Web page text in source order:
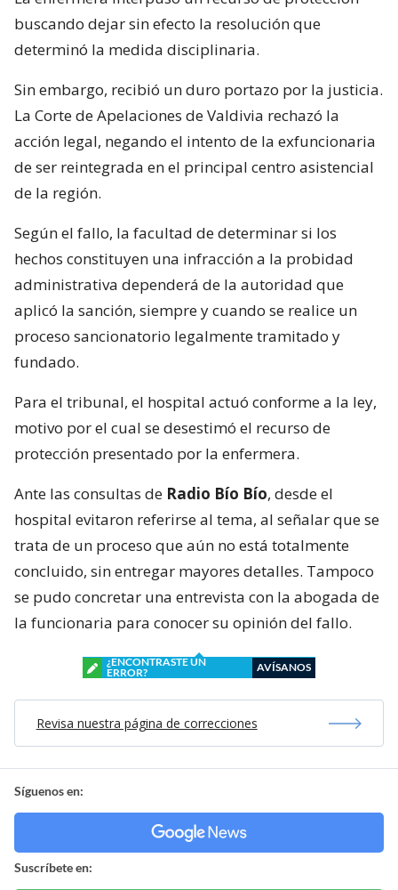
buscando dejar sin efecto la resolución que
determinó la medida disciplinaria.
Sin embargo, recibió un duro portazo por la justicia.
La Corte de Apelaciones de Valdivia rechazó la
acción legal, negando el intento de la exfuncionaria
de ser reintegrada en el principal centro asistencial
de la región.
Según el fallo, la facultad de determinar si los
hechos constituyen una infracción a la probidad
administrativa dependerá de la autoridad que
aplicó la sanción, siempre y cuando se realice un
proceso sancionatorio legalmente tramitado y
fundado.
Para el tribunal, el hospital actuó conforme a la ley,
motivo por el cual se desestimó el recurso de
protección presentado por la enfermera.
Ante las consultas de Radio Bío Bío, desde el
hospital evitaron referirse al tema, al señalar que se
trata de un proceso que aún no está totalmente
concluido, sin entregar mayores detalles. Tampoco
se pudo concretar una entrevista con la abogada de
la funcionaria para conocer su opinión del fallo.
¿ENCONTRASTE UN
ERROR?
AVÍSANOS
Revisa nuestra página de correcciones
Síguenos en:
Suscríbete en: